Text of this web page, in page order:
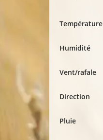
Température
Humidité
Vent/rafale
Direction
Pluie